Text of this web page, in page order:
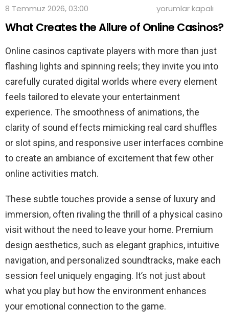
8 Temmuz 2026, 03:00
Unveiling
Subtle
Online
Casino
Entertainment
için
yorumlar kapalı
What Creates the Allure of Online Casinos?
Online casinos captivate players with more than just
flashing lights and spinning reels; they invite you into
carefully curated digital worlds where every element
feels tailored to elevate your entertainment
experience. The smoothness of animations, the
clarity of sound effects mimicking real card shuffles
or slot spins, and responsive user interfaces combine
to create an ambiance of excitement that few other
online activities match.
These subtle touches provide a sense of luxury and
immersion, often rivaling the thrill of a physical casino
visit without the need to leave your home. Premium
design aesthetics, such as elegant graphics, intuitive
navigation, and personalized soundtracks, make each
session feel uniquely engaging. It’s not just about
what you play but how the environment enhances
your emotional connection to the game.